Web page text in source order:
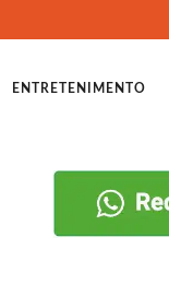
ENTRETENIMENTO